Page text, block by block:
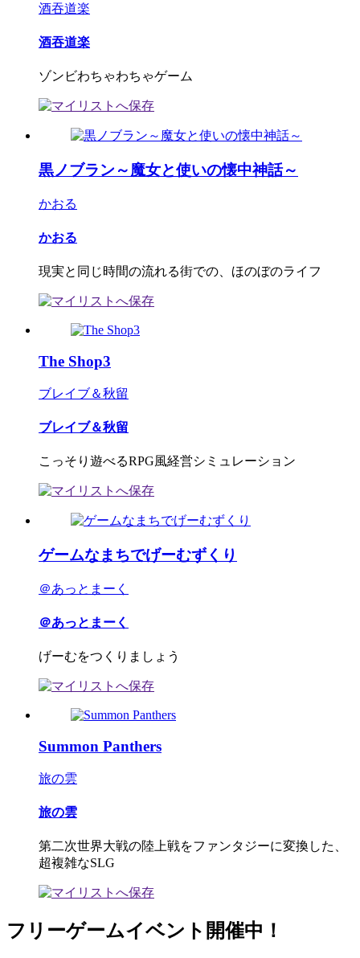
酒吞道楽
酒吞道楽
ゾンビわちゃわちゃゲーム
黒ノブラン～魔女と使いの懐中神話～
かおる
かおる
現実と同じ時間の流れる街での、ほのぼのライフ
The Shop3
ブレイブ＆秋留
ブレイブ＆秋留
こっそり遊べるRPG風経営シミュレーション
ゲームなまちでげーむずくり
＠あっとまーく
＠あっとまーく
げーむをつくりましょう
Summon Panthers
旅の雲
旅の雲
第二次世界大戦の陸上戦をファンタジーに変換した、
超複雑なSLG
フリーゲームイベント開催中！